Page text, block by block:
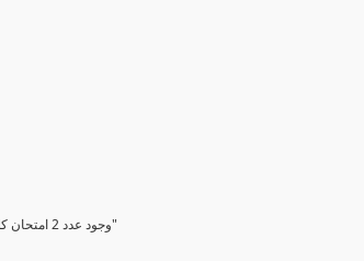
5. وجود عدد 2 امتحان كل امتحان مكون من 100 سؤال والتي يجب حلها والحصول علي درجة فوق ال 90% ومعرفة اجابتها جيدا"